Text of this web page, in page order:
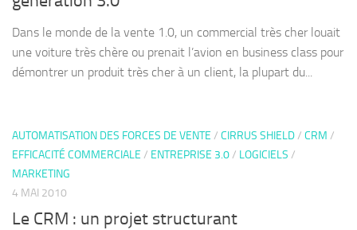
Dans le monde de la vente 1.0, un commercial très cher louait
une voiture très chère ou prenait l’avion en business class pour
démontrer un produit très cher à un client, la plupart du...
AUTOMATISATION DES FORCES DE VENTE / CIRRUS SHIELD/ CRM /
EFFICACITÉ COMMERCIALE / ENTREPRISE 3.0/ LOGICIELS /
MARKETING
4 MAI 2010
Le CRM : un projet structurant